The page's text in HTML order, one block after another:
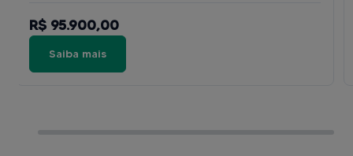
R$ 95.900,00
Saiba mais